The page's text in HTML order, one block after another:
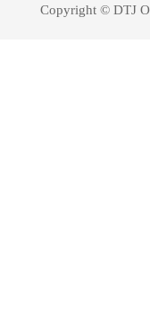
Copyright © DTJ